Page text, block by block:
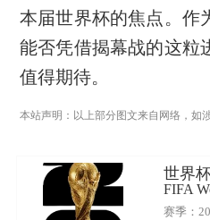
本届世界杯的焦点。作
能否凭借揭幕战的这粒
值得期待。
本站声明：以上部分图文来自网络，如
世界
FIFA
赛季：